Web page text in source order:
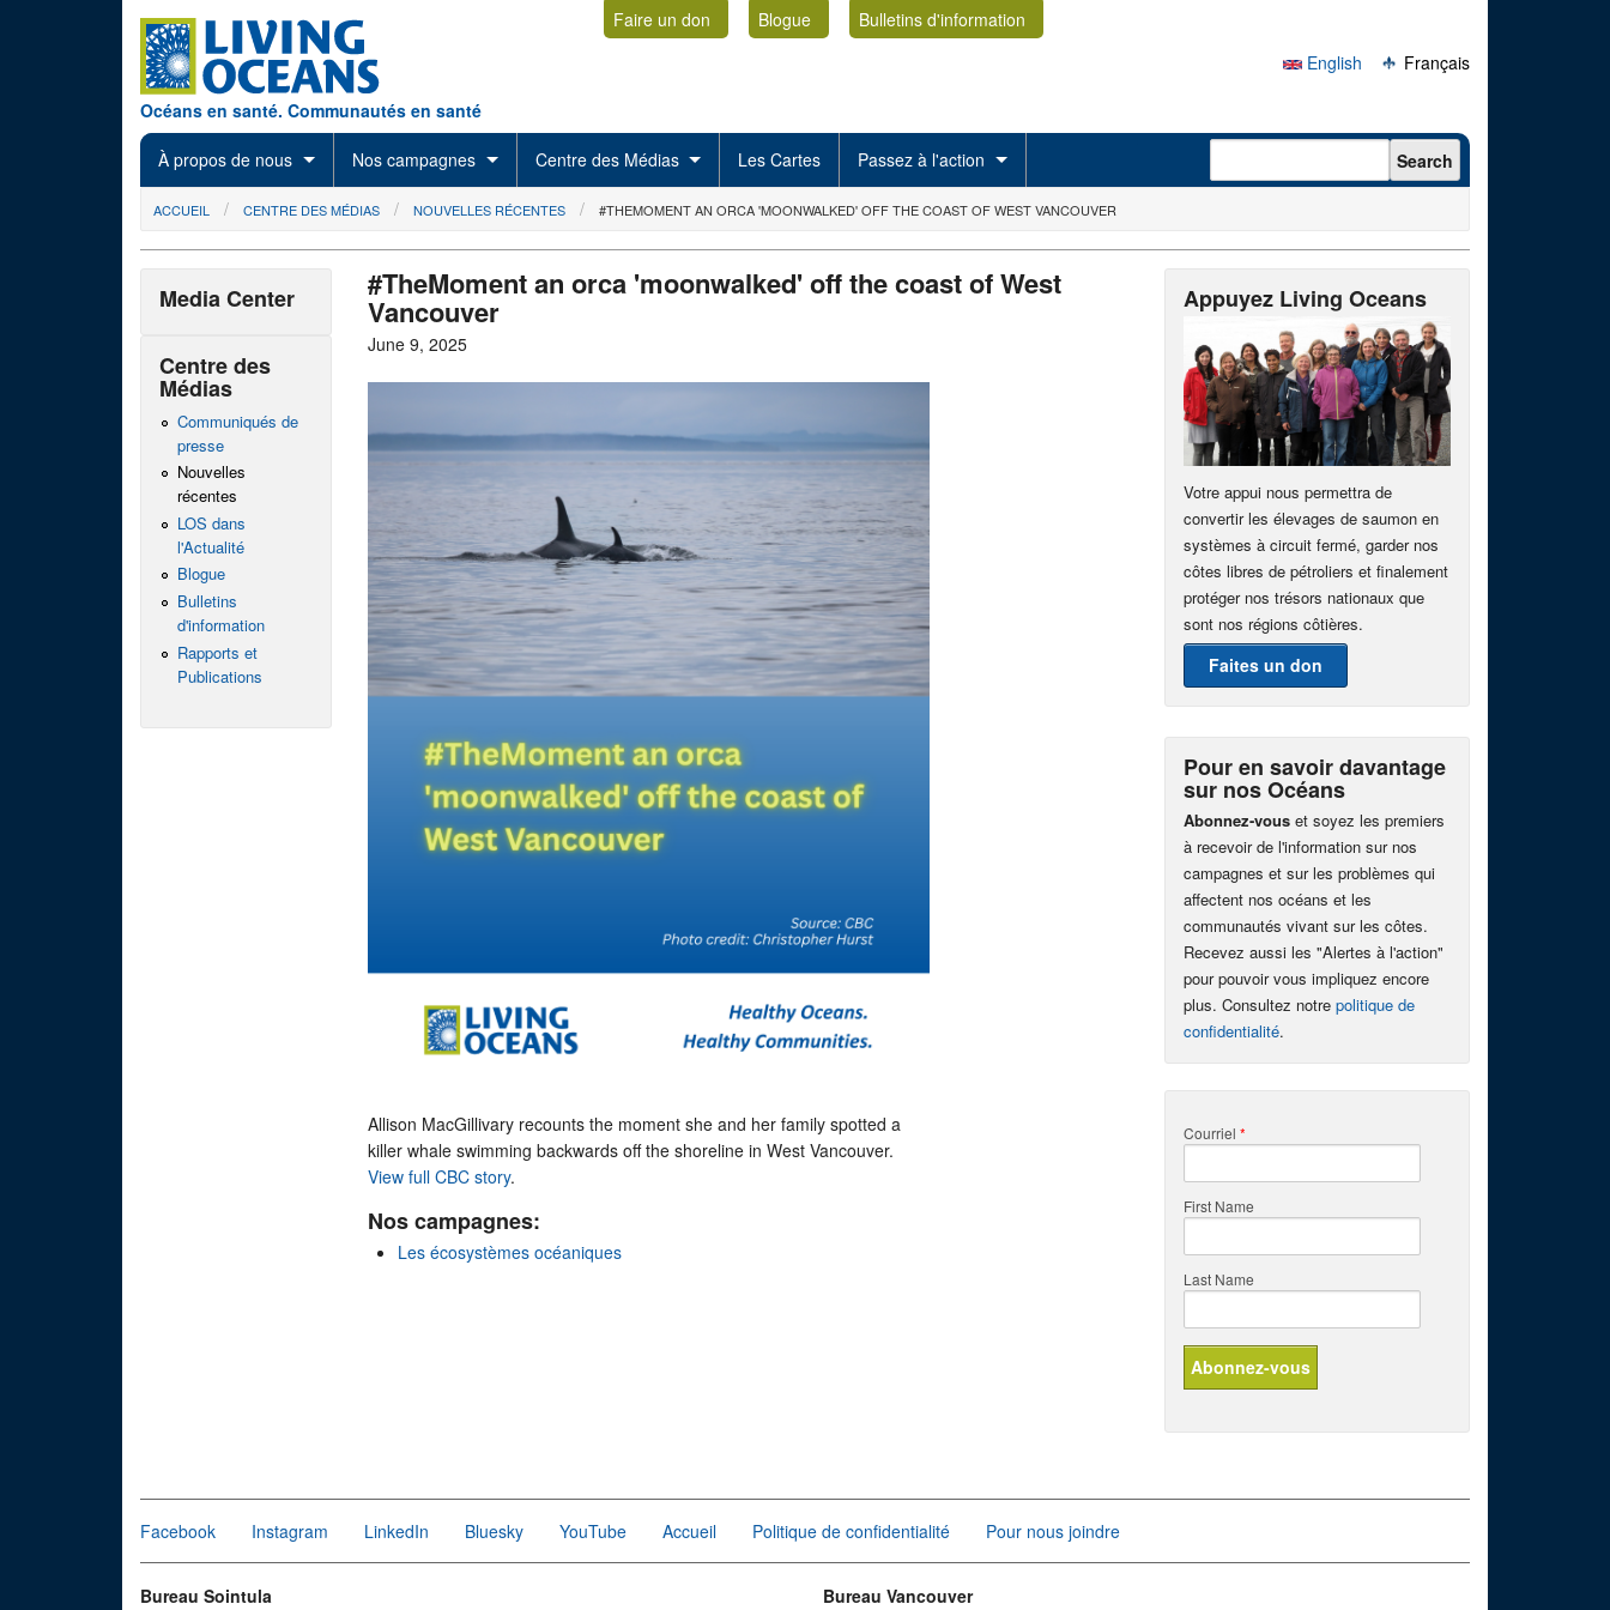
Océans en santé. Communautés en santé
Faire un don Blogue
Bulletins d'information
English
Français
À propos de nous Nos campagnes Centre des Médias Les Cartes Passez à l'action Search form Search
You are here
ACCUEIL CENTRE DES MÉDIAS NOUVELLES RÉCENTES #THEMOMENT AN ORCA 'MOONWALKED' OFF THE COAST OF WEST VANCOUVER
#TheMoment an orca 'moonwalked' off the coast of West
Vancouver
June 9, 2025
Allison MacGillivary recounts the moment she and her family spotted a
killer whale swimming backwards off the shoreline in West Vancouver.
View full CBC story.
Nos campagnes:
Les écosystèmes océaniques
Media Center
Centre des
Médias
Communiqués de
presse
Nouvelles
récentes
LOS dans
l'Actualité
Blogue
Bulletins
d'information
Rapports et
Publications
Appuyez Living Oceans
Votre appui nous permettra de
convertir les élevages de saumon en
systèmes à circuit fermé, garder nos
côtes libres de pétroliers et finalement
protéger nos trésors nationaux que
sont nos régions côtières.
Faites un don
Pour en savoir davantage
sur nos Océans
Abonnez-vous et soyez les premiers
à recevoir de l'information sur nos
campagnes et sur les problèmes qui
affectent nos océans et les
communautés vivant sur les côtes.
Recevez aussi les "Alertes à l'action"
pour pouvoir vous impliquez encore
plus. Consultez notre politique de
confidentialité.
Courriel *
First Name
Last Name
Facebook Instagram LinkedIn Bluesky YouTube Accueil Politique de confidentialité Pour nous joindre
Bureau Sointula Bureau Vancouver